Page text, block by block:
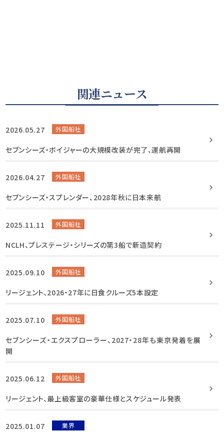
関連ニュース
2026.05.27 外国船社
セブンシーズ・ボイジャーの大規模改装が完了、運航再開
2026.04.27 外国船社
セブンシーズ・スプレンダー、2028年秋に日本来航
2025.11.11 外国船社
NCLH、プレステージ・シリーズの第3船で新造契約
2025.09.10 外国船社
リージェント、2026・27年に日食クルーズ5本設定
2025.07.10 外国船社
セブンシーズ・エクスプローラー、2027・28年も東京発着を展
開
2025.06.12 外国船社
リージェント、最上級客室の豪華仕様とスケジュール発表
2025.01.07 業界